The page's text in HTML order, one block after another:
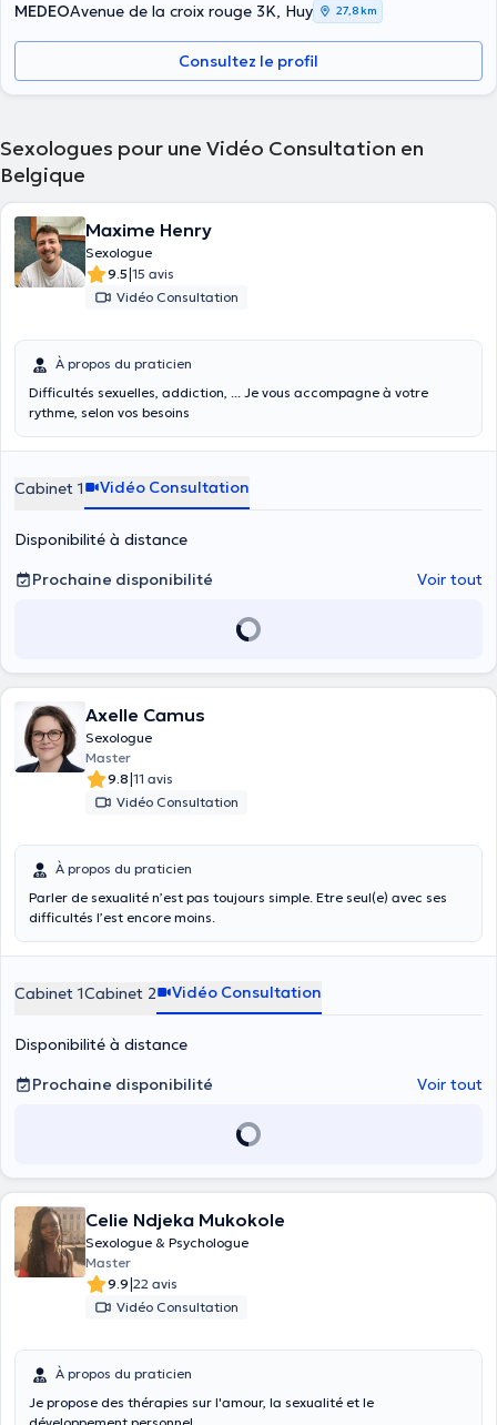
MEDEOAvenue de la croix rouge 3K, Huy 27,8 km
Consultez le profil
Sexologues pour une Vidéo Consultation en
Belgique
Maxime Henry
Sexologue
9.5|15 avis
Vidéo Consultation
À propos du praticien
Difficultés sexuelles, addiction, ... Je vous accompagne à votre
rythme, selon vos besoins
Cabinet 1 Vidéo Consultation
Disponibilité à distance
Prochaine disponibilité
Voir tout
Axelle Camus
Sexologue
Master
9.8|11 avis
Vidéo Consultation
À propos du praticien
Parler de sexualité n’est pas toujours simple. Etre seul(e) avec ses
difficultés l’est encore moins.
Cabinet 1Cabinet 2 Vidéo Consultation
Disponibilité à distance
Prochaine disponibilité
Voir tout
Celie Ndjeka Mukokole
Sexologue & Psychologue
Master
9.9|22 avis
Vidéo Consultation
À propos du praticien
Je propose des thérapies sur l'amour, la sexualité et le